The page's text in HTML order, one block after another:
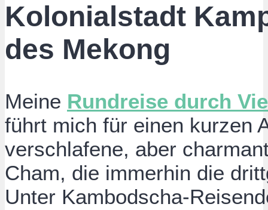
Kolonialstadt
des Mekong
Meine Rundreise durch
führt mich für einen kurzen
verschlafene, aber
Cham, die immerhin die
Unter Kambodscha-